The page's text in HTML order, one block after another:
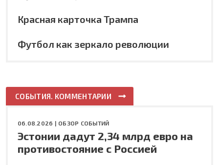
Красная карточка Трампа
Футбол как зеркало революции
СОБЫТИЯ. КОММЕНТАРИИ
06.08.2026 | ОБЗОР СОБЫТИЙ
Эстонии дадут 2,34 млрд евро на
противостояние с Россией